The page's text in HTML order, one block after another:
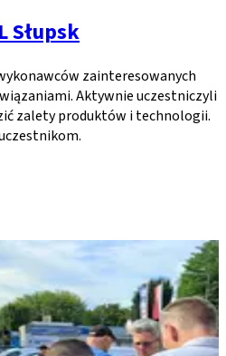
Słupsk
zainteresowanych
Aktywnie uczestniczyli
zalety produktów i technologii.